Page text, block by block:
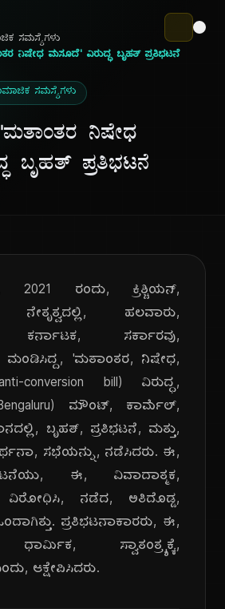
ಸಮಸ್ಯೆಗಳು
ನಿಷೇಧ ಮಸೂದೆ' ವಿರುದ್ಧ ಬೃಹತ್ ಪ್ರತಿಭಟನೆ
ಸಮಸ್ಯೆಗಳು
ನಿಷೇಧ
ಬೃಹತ್ ಪ್ರತಿಭಟನೆ
2021 ರಂದು, ಕ್ರಿಶ್ಚಿಯನ್,
ಹಲವಾರು,
ಕರ್ನಾಟಕ, ಸರ್ಕಾರವು,
ಮಂಡಿಸಿದ್ದ, 'ಮತಾಂತರ, ನಿಷೇಧ,
conversion bill) ವಿರುದ್ಧ,
ಮೌಂಟ್, ಕಾರ್ಮೆಲ್,
ಬೃಹತ್, ಪ್ರತಿಭಟನೆ, ಮತ್ತು,
ಸಭೆಯನ್ನು, ನಡೆಸಿದರು. ಈ,
ಈ, ವಿವಾದಾತ್ಮಕ,
ವಿರೋಧಿಸಿ, ನಡೆದ, ಅತಿದೊಡ್ಡ,
ಪ್ರತಿಭಟನಾಕಾರರು, ಈ,
ಸ್ವಾತಂತ್ರ್ಯಕ್ಕೆ,
ಆಕ್ಷೇಪಿಸಿದರು.